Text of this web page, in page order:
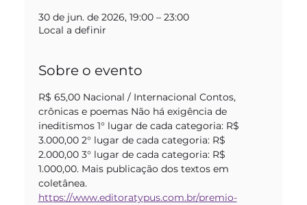
30 de jun. de 2026, 19:00 – 23:00
Local a definir
Sobre o evento
R$ 65,00 Nacional / Internacional Contos,
crônicas e poemas Não há exigência de
ineditismos 1° lugar de cada categoria: R$
3.000,00 2° lugar de cada categoria: R$
2.000,00 3° lugar de cada categoria: R$
1.000,00. Mais publicação dos textos em
coletânea.
https://www.editoratypus.com.br/premio-